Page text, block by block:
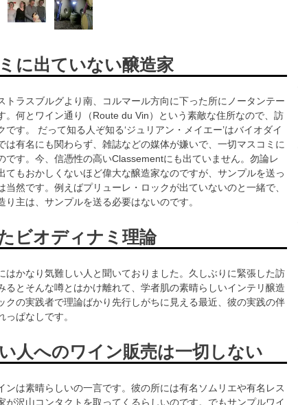
に出ていない醸造家
トラスブルグより南、コルマール方向に下った所にノータンテー
。何とワイン通り（Route du Vin）という素敵な住所なので、訪
です。 だって知る人ぞ知る‘ジュリアン・メイエー’はバイオダイ
は有名にも関わらず、雑誌などの媒体が嫌いで、一切マスコミに
です。今、信憑性の高いClassementにも出ていません。勿論レ
てもおかしくないほど偉大な醸造家なのですが、サンプルを送っ
当然です。例えばプリューレ・ロックが出ていないのと一緒で、
り主は、サンプルを送る必要はないのです。
ビオディナミ理論
はかなり気難しい人と聞いておりました。久しぶりに緊張した訪
るとそんな噂とはかけ離れて、学者肌の素晴らしいインテリ醸造
クの実践者で理論ばかり先行しがちに見える最近、彼の実践の伴
っぱなしです。
人へのワイン販売は一切しない
ンは素晴らしいの一言です。彼の所には有名ソムリエや有名レス
が沢山コンタクトを取ってくるらしいのです。でもサンプルワイ